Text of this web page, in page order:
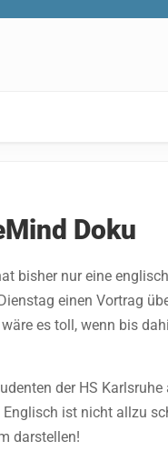
Doku
bisher nur eine
einen Vortrag
es toll, wenn bis
der HS
ist nicht allzu
darstellen!